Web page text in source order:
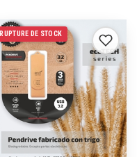
RUPTURE DE STOCK